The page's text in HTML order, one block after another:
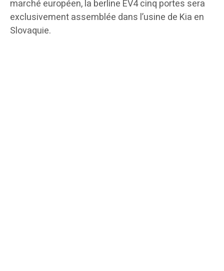
marché européen, la berline EV4 cinq portes sera
exclusivement assemblée dans l’usine de Kia en
Slovaquie.